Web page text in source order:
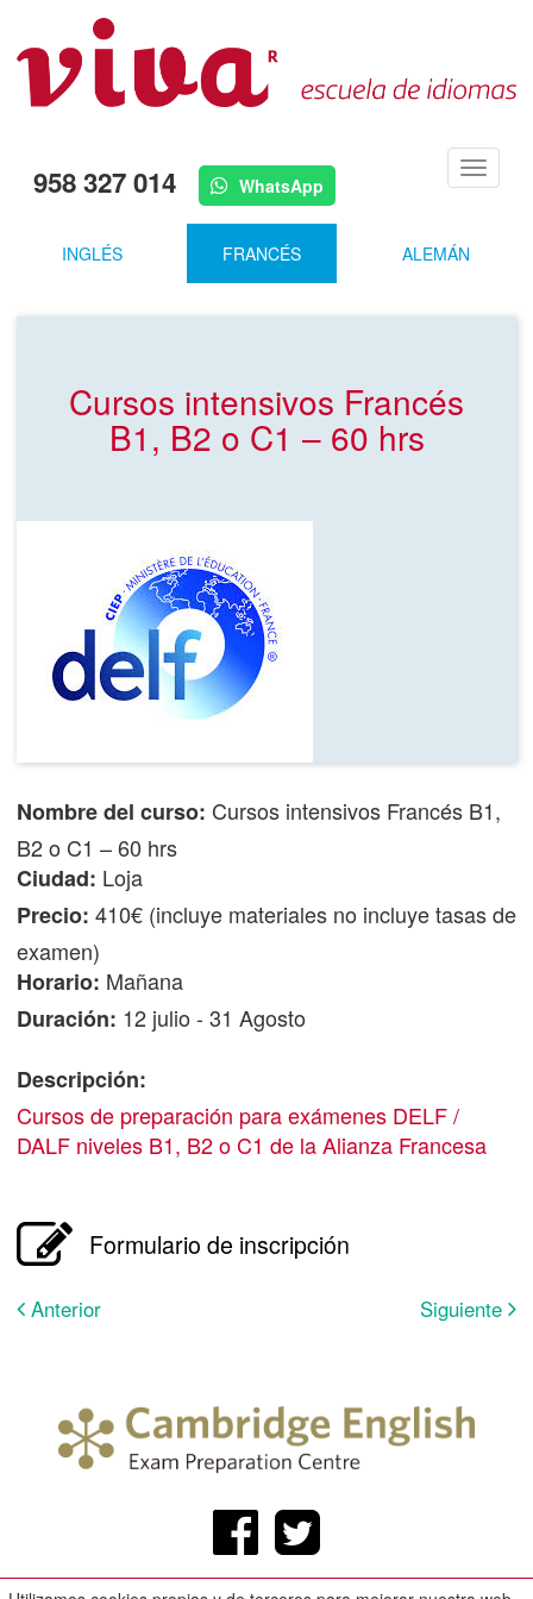
958 327 014 WhatsApp
Menú
INGLÉS FRANCÉS ALEMÁN
Cursos intensivos Francés
B1, B2 o C1 – 60 hrs
Nombre del curso: Cursos intensivos Francés B1,
B2 o C1 – 60 hrs
Ciudad: Loja
Precio: 410€ (incluye materiales no incluye tasas de
examen)
Horario: Mañana
Duración: 12 julio - 31 Agosto
Descripción:
Cursos de preparación para exámenes DELF /
DALF niveles B1, B2 o C1 de la Alianza Francesa
Formulario de inscripción
Anterior Siguiente